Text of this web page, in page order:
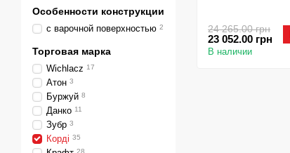
24 265.00 грн
23 052.00 грн
В наличии
Особенности конструкции
с варочной поверхностью 2
Торговая марка
Wichlacz 17
Атон 3
Буржуй 8
Данко 11
Зубр 3
Корді 35
28